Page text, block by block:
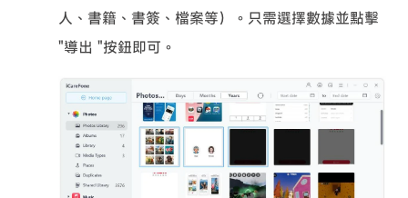
人、書籍、書簽、檔案等）。只需選擇數據並點擊
"導出 "按鈕即可。